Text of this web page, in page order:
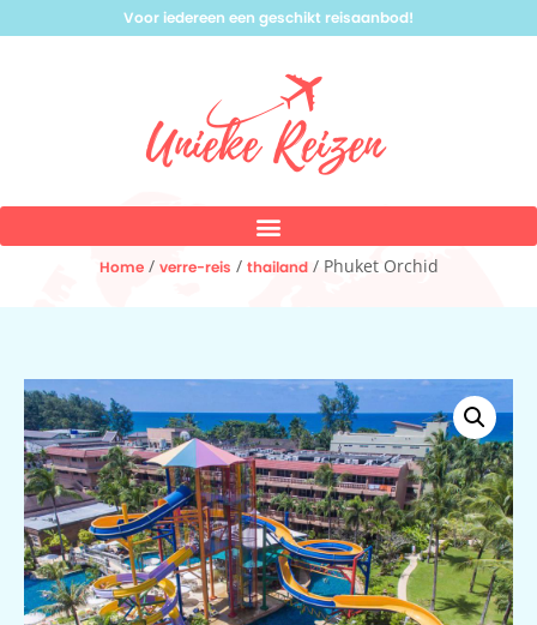
Voor iedereen een geschikt reisaanbod!
Home/ verre-reis / thailand/ Phuket Orchid